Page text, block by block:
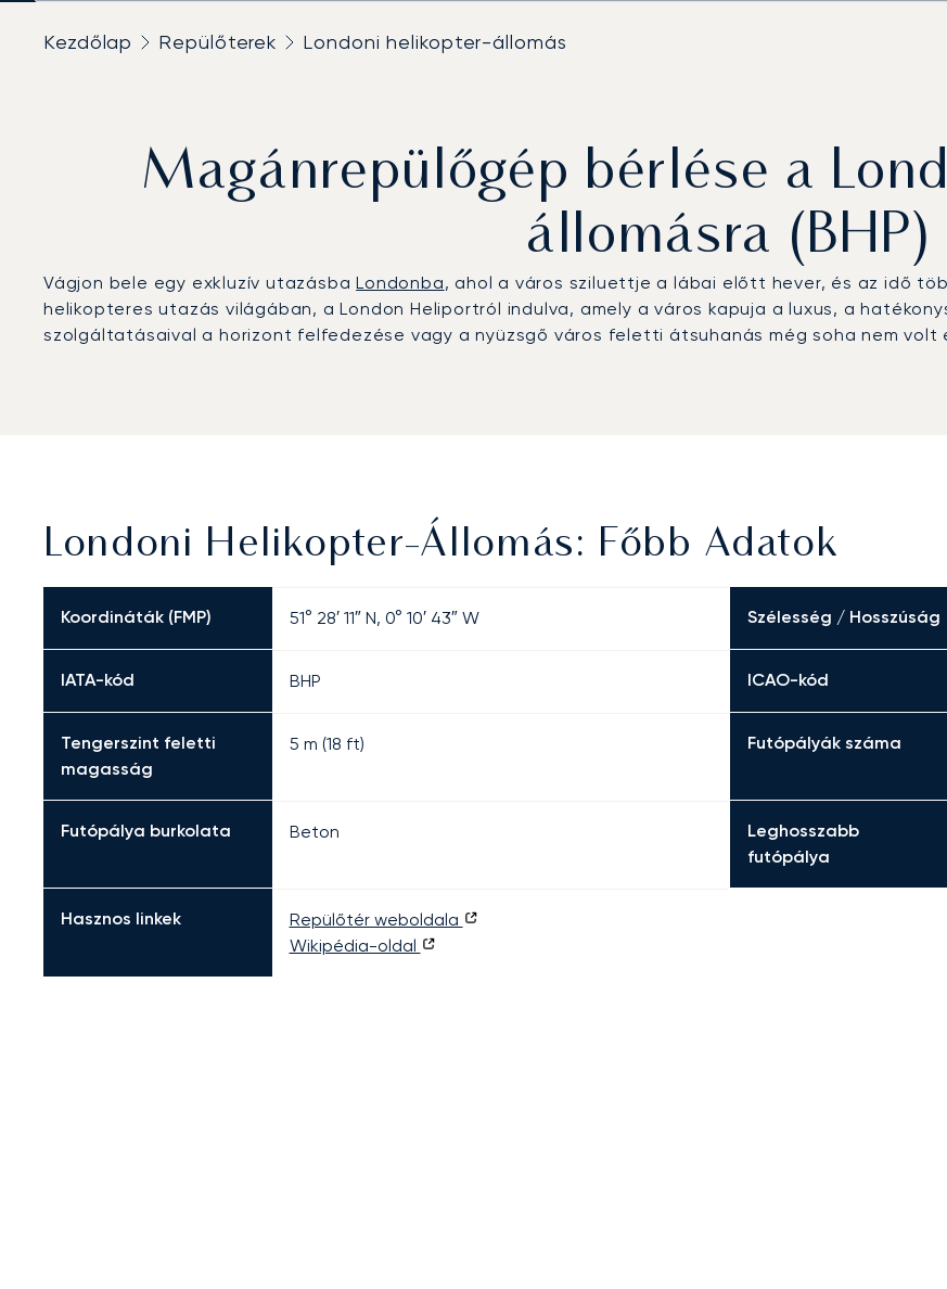
Kezdőlap Repülőterek Londoni helikopter-állomás
Magánrepülőgép bérlése a
állomásra (BHP)
Vágjon bele egy exkluzív utazásbaLondonba, ahol a város sziluettje a lábai előtt hever, és az idő
helikopteres utazás világában, a London Heliportról indulva, amely a város kapuja a luxus, a
szolgáltatásaival a horizont felfedezése vagy a nyüzsgő város feletti átsuhanás még soha nem volt
Londoni Helikopter-Állomás: Főbb Adatok
Koordináták (FMP) 51° 28′ 11″ N, 0° 10′ 43″ W Szélesség / Hosszúság
IATA-kód BHP ICAO-kód
Tengerszint feletti
magasság
5 m (18 ft) Futópályák száma
Futópálya burkolata Beton
Leghosszabb
futópálya
Hasznos linkek
Repülőtér weboldala
Wikipédia-oldal